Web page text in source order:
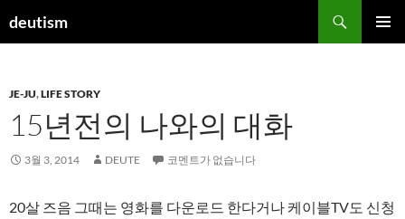
텐
건
너
기
deutism
색
JE-JU,LIFE STORY
15년전의 나와의 대화
3월 3, 2014 DEUTE 코멘트가 없습니다
20살 즈음 그때는 영화를 다운로드 한다거나 케이블TV도 신청